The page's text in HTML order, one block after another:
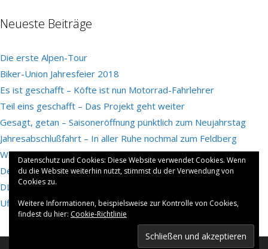
Neueste Beiträge
Die erste Alpen-Tour
Biker-Union Jahresfeier 2018
Es ist geschafft – Köfte ist nun Motorrad-Fahrlehrer
Teil eins geschafft – Das Projekt geht weiter
Gesagt, getan – Saisoneröffnung pünktlich zum Neujahrstag
Jahresabschlußfahrt – In aller Ruhe nochmal zum Feldberg
Wofür es sich zu kämpfen lohnt…
Der Dornröschenschlaf ist vorbei – Köfte schreibt wieder
DLzG für 2017
Uffm Bersch 2016 – Ho Ho Ho
Datenschutz und Cookies: Diese Website verwendet Cookies. Wenn
du die Website weiterhin nutzt, stimmst du der Verwendung von
Cookies zu.
Weitere Informationen, beispielsweise zur Kontrolle von Cookies,
findest du hier: Cookie-Richtlinie